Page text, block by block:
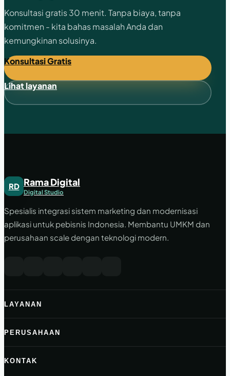
Konsultasi gratis 30 menit. Tanpa biaya, tanpa
komitmen - kita bahas masalah Anda dan
kemungkinan solusinya.
Konsultasi Gratis
Lihat layanan
RD Rama Digital
Digital Studio
Spesialis integrasi sistem marketing dan modernisasi
aplikasi untuk pebisnis Indonesia. Membantu UMKM dan
perusahaan scale dengan teknologi modern.
LAYANAN
PERUSAHAAN
KONTAK